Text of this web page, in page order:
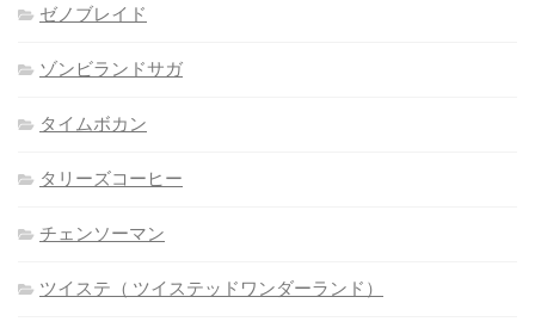
ゼノブレイド
ゾンビランドサガ
タイムボカン
タリーズコーヒー
チェンソーマン
ツイステ（ ツイステッドワンダーランド）